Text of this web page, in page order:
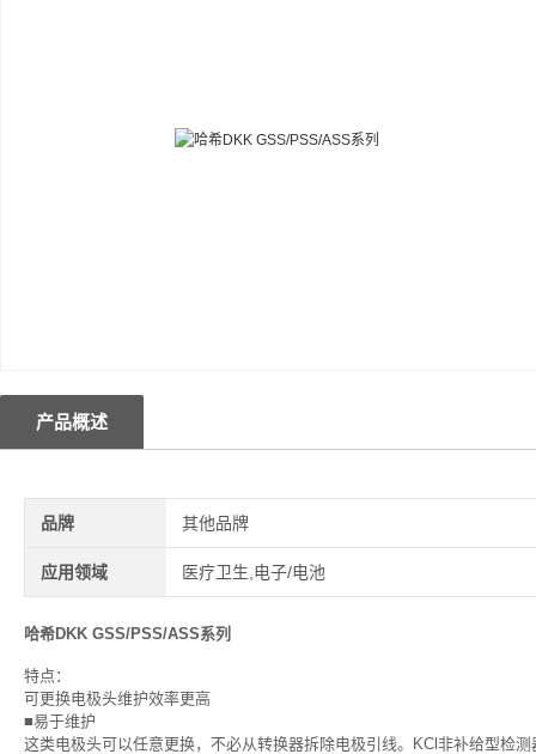
产品概述
品牌 其他品牌
应用领域 医疗卫生,电子/电池
哈希DKK GSS/PSS/ASS系列
特点：
可更换电极头维护效率更高
■易于维护
这类电极头可以任意更换，不必从转换器拆除电极引线。KCl非补给型检